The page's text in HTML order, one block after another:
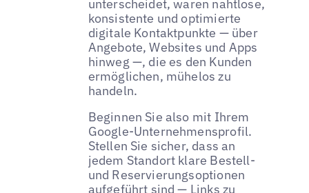
unterscheidet, waren nahtlose,
konsistente und optimierte
digitale Kontaktpunkte — über
Angebote, Websites und Apps
hinweg —, die es den Kunden
ermöglichen, mühelos zu
handeln.
Beginnen Sie also mit Ihrem
Google-Unternehmensprofil.
Stellen Sie sicher, dass an
jedem Standort klare Bestell-
und Reservierungsoptionen
aufgeführt sind — Links zu